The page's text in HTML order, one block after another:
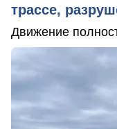
трассе,
Движение